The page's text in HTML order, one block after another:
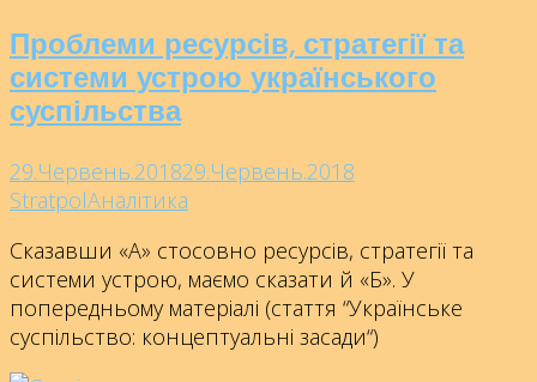
Проблеми ресурсів, стратегії та
системи устрою українського
суспільства
29.Червень.201829.Червень.2018
StratpolАналітика
Сказавши «А» стосовно ресурсів, стратегії та
системи устрою, маємо сказати й «Б». У
попередньому матеріалі (стаття “Українське
суспільство: концептуальні засади“)